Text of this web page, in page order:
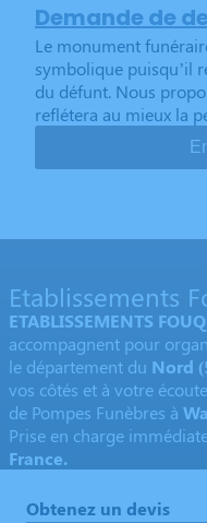
Demande de
Le monument
symbolique puisqu’il
du défunt. Nous
reflétera au mieux la
Etablissements
ETABLISSEMENTS
accompagnent pour
le département du Nord
vos côtés et à votre
de Pompes Funèbres à
Prise en charge
France.
Obtenez un devis